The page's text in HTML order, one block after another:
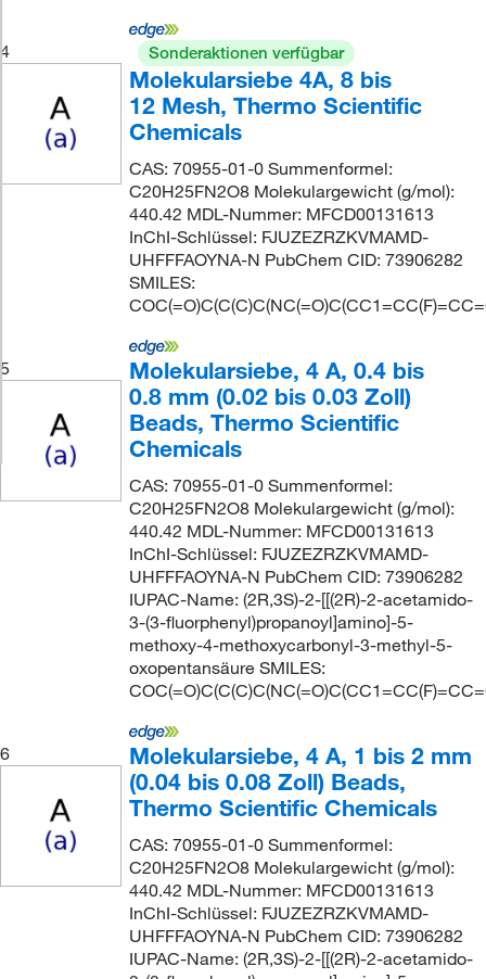
4 Sonderaktionen verfügbar
Molekularsiebe 4A, 8 bis
12 Mesh, Thermo Scientific
Chemicals
CAS: 70955-01-0 Summenformel:
C20H25FN2O8 Molekulargewicht (g/mol):
440.42 MDL-Nummer: MFCD00131613
InChI-Schlüssel: FJUZEZRZKVMAMD-
UHFFFAOYNA-N PubChem CID: 73906282
SMILES:
5
Molekularsiebe, 4 A, 0.4 bis
0.8 mm (0.02 bis 0.03 Zoll)
Beads, Thermo Scientific
Chemicals
CAS: 70955-01-0 Summenformel:
C20H25FN2O8 Molekulargewicht (g/mol):
440.42 MDL-Nummer: MFCD00131613
InChI-Schlüssel: FJUZEZRZKVMAMD-
UHFFFAOYNA-N PubChem CID: 73906282
IUPAC-Name: (2R,3S)-2-[[(2R)-2-acetamido-
3-(3-fluorphenyl)propanoyl]amino]-5-
methoxy-4-methoxycarbonyl-3-methyl-5-
oxopentansäure SMILES:
6
Molekularsiebe, 4 A, 1 bis 2 mm
(0.04 bis 0.08 Zoll) Beads,
Thermo Scientific Chemicals
CAS: 70955-01-0 Summenformel:
C20H25FN2O8 Molekulargewicht (g/mol):
440.42 MDL-Nummer: MFCD00131613
InChI-Schlüssel: FJUZEZRZKVMAMD-
UHFFFAOYNA-N PubChem CID: 73906282
IUPAC-Name: (2R,3S)-2-[[(2R)-2-acetamido-